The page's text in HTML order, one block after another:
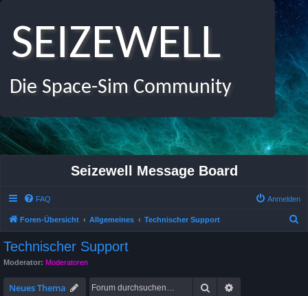
SEIZEWELL
Die Space-Sim Community
Seizewell Message Board
FAQ Anmelden
Foren-Übersicht Allgemeines Technischer Support
Technischer Support
Moderator: Moderatoren
Neues Thema Suche